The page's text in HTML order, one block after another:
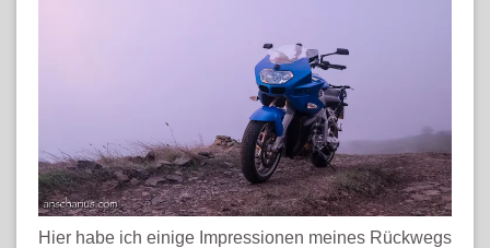
Hier habe ich einige Impressionen meines Rückwegs